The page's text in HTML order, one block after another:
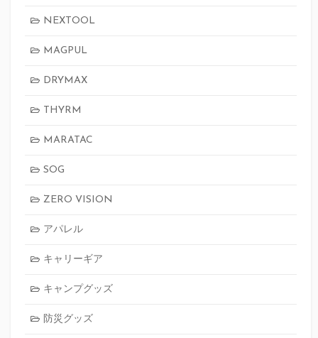
NEXTOOL
MAGPUL
DRYMAX
THYRM
MARATAC
SOG
ZERO VISION
アパレル
キャリーギア
キャンプグッズ
防災グッズ